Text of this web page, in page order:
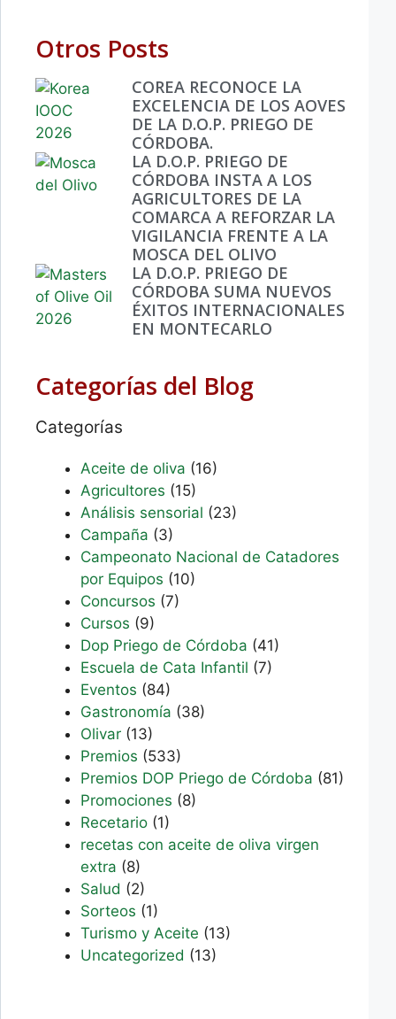
Otros Posts
COREA RECONOCE LA
EXCELENCIA DE LOS AOVES
DE LA D.O.P. PRIEGO DE
CÓRDOBA.
LA D.O.P. PRIEGO DE
CÓRDOBA INSTA A LOS
AGRICULTORES DE LA
COMARCA A REFORZAR LA
VIGILANCIA FRENTE A LA
MOSCA DEL OLIVO
LA D.O.P. PRIEGO DE
CÓRDOBA SUMA NUEVOS
ÉXITOS INTERNACIONALES
EN MONTECARLO
Categorías del Blog
Categorías
Aceite de oliva (16)
Agricultores (15)
Análisis sensorial (23)
Campaña (3)
Campeonato Nacional de Catadores
por Equipos (10)
Concursos (7)
Cursos (9)
Dop Priego de Córdoba (41)
Escuela de Cata Infantil (7)
Eventos (84)
Gastronomía (38)
Olivar (13)
Premios (533)
Premios DOP Priego de Córdoba (81)
Promociones (8)
Recetario (1)
recetas con aceite de oliva virgen
extra (8)
Salud (2)
Sorteos (1)
Turismo y Aceite (13)
Uncategorized (13)